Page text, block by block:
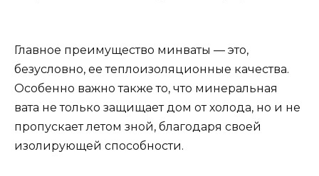
Главное преимущество минваты — это,
безусловно, ее теплоизоляционные качества.
Особенно важно также то, что минеральная
вата не только защищает дом от холода, но и не
пропускает летом зной, благодаря своей
изолирующей способности.